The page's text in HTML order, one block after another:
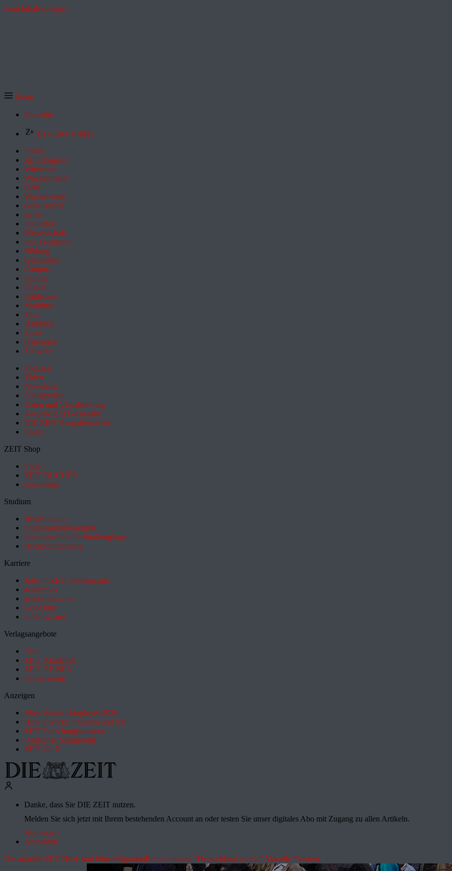
Zum Inhalt springen
Menü
Startseite
Exklusive Artikel
Politik
ZEITmagazin
Wirtschaft
Wochenmarkt
Geld
Wochenende
Gesellschaft
Arbeit
Feuilleton
Wissenschaft
Pol. Feuilleton
Bildung
Gesundheit
Campus
Familie
Digital
Entdecken
Mobilität
Sinn
Hamburg
Sport
Österreich
Schweiz
Podcasts
Video
Newsletter
Schlagzeilen
Daten und Visualisierung
Aktuelle ZEIT-Ausgabe
DIE ZEIT Ausgabenarchiv
Spiele
ZEIT Shop
Shop
ZEIT BÜCHER
Geschenke
Studium
HeyStudium
Studium-Interessentest
Suchmaschine für Studiengänge
Hochschulranking
Karriere
Jobs im ZEIT Stellenmarkt
academics
academics.com
GoodJobs
e-fellows.net
Verlagsangebote
Abo
ZEIT Akademie
ZEIT REISEN
Partnersuche
Anzeigen
Most Wanted Employer 2026
How it works: Studium und Job
ZEIT Forschungskosmos
Deutsches Schulportal
ZEIT für X
Danke, dass Sie DIE ZEIT nutzen.
Melden Sie sich jetzt mit Ihrem bestehenden Account an oder testen Sie unser digitales Abo mit Zugang zu allen Artikeln.
Abo testen
Anmelden
Die aktuelle ZEITHitze und DürreMigrationRenteInitiative "Deutschland spricht"Aktuelle Themen